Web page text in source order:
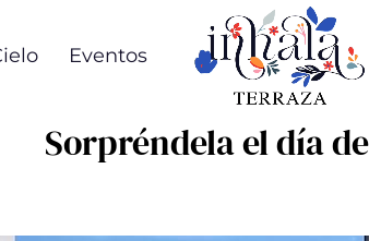
Eventos
Sorpréndela el día